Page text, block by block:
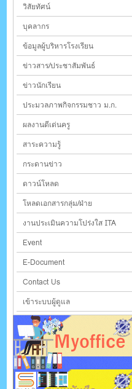
วิสัยทัศน์
บุคลากร
ข้อมูลผู้บริหารโรงเรียน
ข่าวสาร/ประชาสัมพันธ์
ข่าวนักเรียน
ประมวลภาพกิจกรรมชาว ม.ก.
ผลงานดีเด่นครู
สาระความรู้
กระดานข่าว
ดาวน์โหลด
โหลดเอกสารกลุ่ม/ฝ่าย
งานประเมินความโปร่งใส ITA
Event
E-Document
Contact Us
เข้าระบบผู้ดูแล